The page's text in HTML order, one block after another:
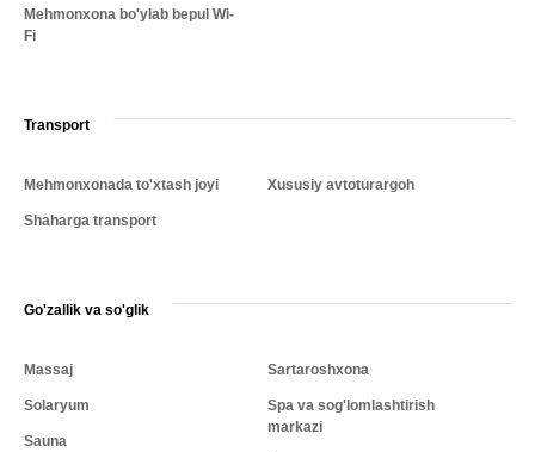
Mehmonxona bo'ylab bepul Wi-
Fi
Transport
Mehmonxonada to'xtash joyi
Shaharga transport
Xususiy avtoturargoh
Go'zallik va so'glik
Massaj
Solaryum
Sauna
Sartaroshxona
Spa va sog'lomlashtirish
markazi